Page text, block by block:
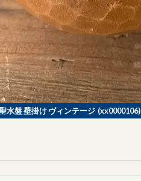
水盤 壁掛け ヴィンテージ (xx0000106)